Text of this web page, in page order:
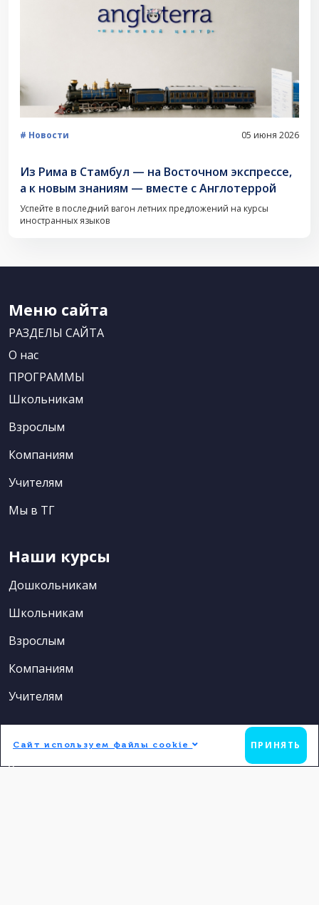
Новости 05 июня 2026
Из Рима в Стамбул — на Восточном экспрессе,
а к новым знаниям — вместе с Англотеррой
Успейте в последний вагон летних предложений на курсы
иностранных языков
Меню сайта
РАЗДЕЛЫ САЙТА
О нас
ПРОГРАММЫ
Школьникам
Взрослым
Компаниям
Учителям
Мы в ТГ
Наши курсы
Дошкольникам
Школьникам
Взрослым
Компаниям
Учителям
Контакты
8 (831) 213-53-54
Сайт используем файлы cookie ПРИНЯТЬ